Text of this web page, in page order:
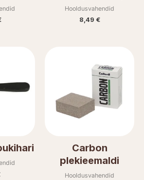
Hooldusvahendid
8,49 €
Carbon
plekieemaldi
Hooldusvahendid